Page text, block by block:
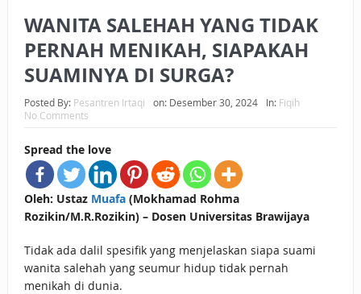
HUKUM MEMBAYAR ZAKAT DENGAN CARA MENGANGSUR
HUKUM MEMBAYAR ZAKAT KEPADA KERABAT SENDIRI
WANITA SALEHAH YANG TIDAK
PERNAH MENIKAH, SIAPAKAH
SUAMINYA DI SURGA?
Posted By: Pesantren Irtaqi on: Desember 30, 2024 In: Fiqih
No Comments
Spread the love
Oleh: Ustaz Muafa(Mokhamad Rohma
Rozikin/M.R.Rozikin) – Dosen Universitas Brawijaya
Tidak ada dalil spesifik yang menjelaskan siapa suami
wanita salehah yang seumur hidup tidak pernah
menikah di dunia.